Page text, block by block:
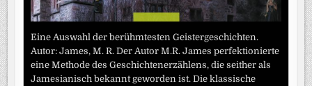
Eine Auswahl der berühmtesten Geistergeschichten.
Autor: James, M. R. Der Autor M.R. James perfektionierte
eine Methode des Geschichtenerzählens, die seither als
Jamesianisch bekannt geworden ist. Die klassische